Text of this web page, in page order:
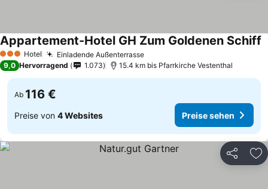
3 SterneHotel Einladende Außenterrasse
Appartement-Hotel GH Zum Goldenen Schiff
9,0 Hervorragend 1.073 15.4 km bis Pfarrkirche Vestenthal
Ab 116 €
Preise von 4 Websites Preise sehen
Teilen